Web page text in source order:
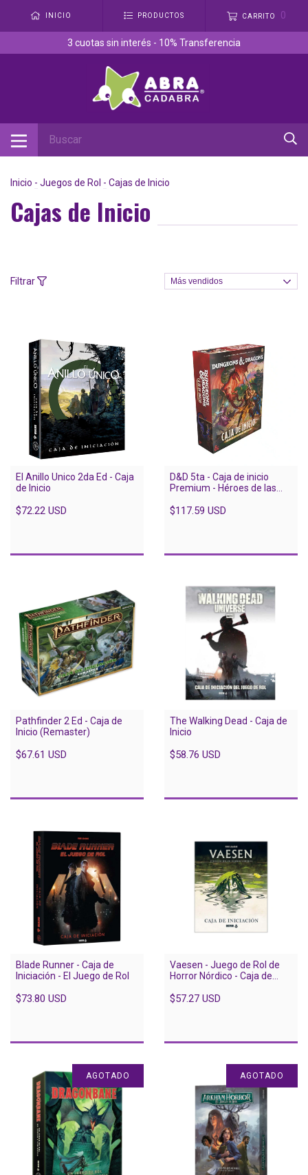
INICIO PRODUCTOS CARRITO 0
3 cuotas sin interés - 10% Transferencia
Inicio - Juegos de Rol - Cajas de Inicio
Cajas de Inicio
Filtrar
El Anillo Unico 2da Ed - Caja
de Inicio
$72.22 USD
D&D 5ta - Caja de inicio
Premium - Héroes de las
$117.59 USD
Pathfinder 2 Ed - Caja de
Inicio (Remaster)
$67.61 USD
The Walking Dead - Caja de
Inicio
$58.76 USD
Blade Runner - Caja de
Iniciación - El Juego de Rol
$73.80 USD
Vaesen - Juego de Rol de
Horror Nórdico - Caja de
$57.27 USD
AGOTADO AGOTADO